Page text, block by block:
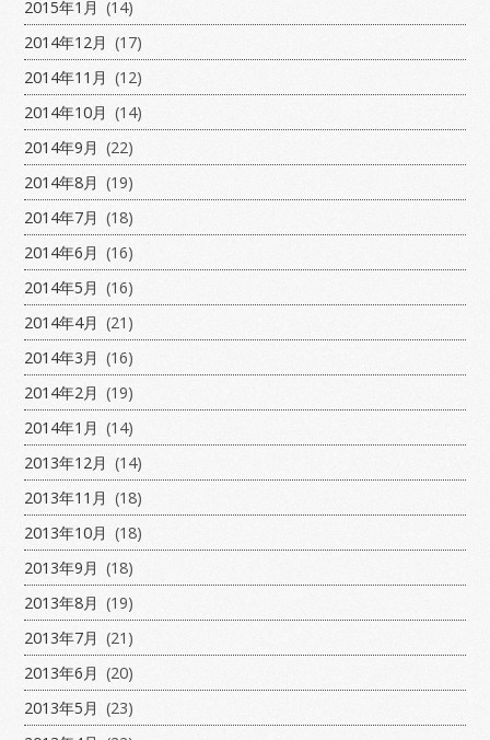
2015年1月 (14)
2014年12月 (17)
2014年11月 (12)
2014年10月 (14)
2014年9月 (22)
2014年8月 (19)
2014年7月 (18)
2014年6月 (16)
2014年5月 (16)
2014年4月 (21)
2014年3月 (16)
2014年2月 (19)
2014年1月 (14)
2013年12月 (14)
2013年11月 (18)
2013年10月 (18)
2013年9月 (18)
2013年8月 (19)
2013年7月 (21)
2013年6月 (20)
2013年5月 (23)